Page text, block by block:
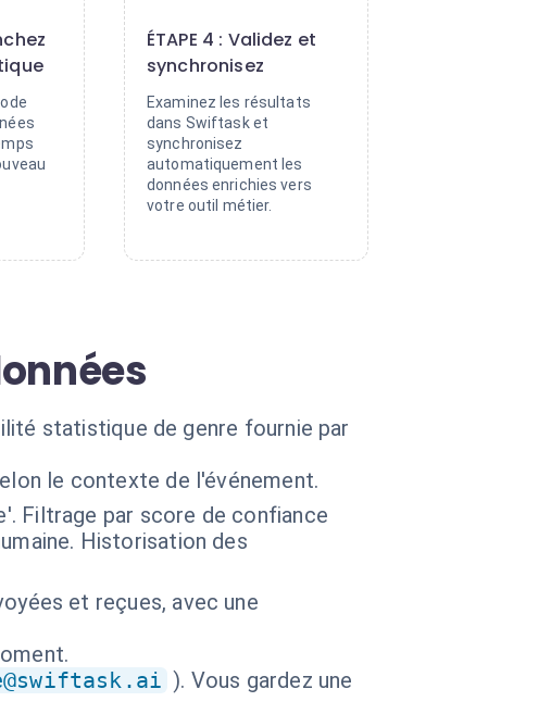
ÉTAPE 4 : Validez et
synchronisez
Examinez les résultats
dans Swiftask et
synchronisez
automatiquement les
données enrichies vers
votre outil métier.
statistique de genre fournie par
le contexte de l'événement.
Filtrage par score de confiance
Historisation des
et reçues, avec une
). Vous gardez une